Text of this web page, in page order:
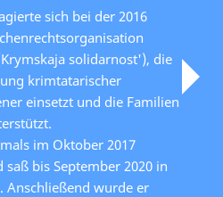
sich bei der 2016
solidarnost'), die
krimtatarischer
einsetzt und die Familien
im Oktober 2017
bis September 2020 in
Anschließend wurde er